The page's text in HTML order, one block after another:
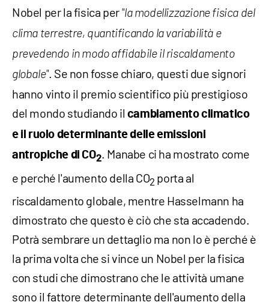
Nobel per la fisica per "la modellizzazione fisica del
clima terrestre, quantificando la variabilità e
prevedendo in modo affidabile il riscaldamento
globale". Se non fosse chiaro, questi due signori
hanno vinto il premio scientifico più prestigioso
del mondo studiando il cambiamento climatico
e il ruolo determinante delle emissioni
antropiche di CO2. Manabe ci ha mostrato come
e perché l'aumento della CO2 porta al
riscaldamento globale, mentre Hasselmann ha
dimostrato che questo è ciò che sta accadendo.
Potrà sembrare un dettaglio ma non lo è perché è
la prima volta che si vince un Nobel per la fisica
con studi che dimostrano che le attività umane
sono il fattore determinante dell'aumento della